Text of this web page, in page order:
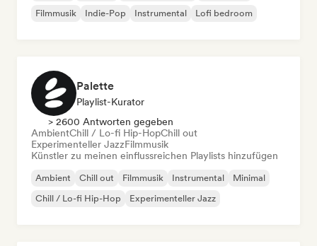
Filmmusik
Indie-Pop Instrumental Lofi bedroom
Palette
Playlist-Kurator
> 2600 Antworten gegeben
AmbientChill / Lo-fi Hip-HopChill out
Experimenteller JazzFilmmusik
Künstler zu meinen einflussreichen Playlists hinzufügen
Ambient Chill out Filmmusik Instrumental
Minimal
Chill / Lo-fi Hip-Hop
Experimenteller Jazz